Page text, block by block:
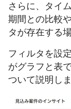
さらに、タイ
期間との比較
タが存在する場
フィルタを設
がグラフと表
ついて説明しま